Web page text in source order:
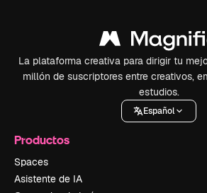
La plataforma creativa para dirigir tu
millón de suscriptores entre creativos,
estudios.
Español
Productos
Spaces
Asistente de IA